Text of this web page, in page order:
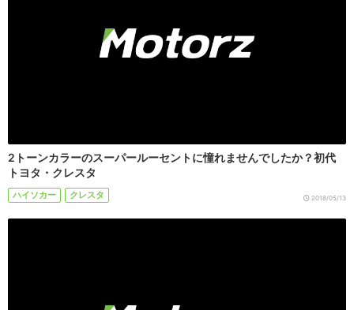
2トーンカラーのスーパールーセントに憧れませんでしたか？初代
トヨタ・クレスタ
ハイソカー クレスタ 2018/05/13